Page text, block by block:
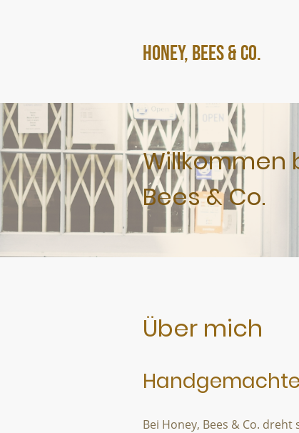
Honey, Bees & Co.
Willkommen
Bees & Co.
Über mich
Bei Honey, Bees & Co.